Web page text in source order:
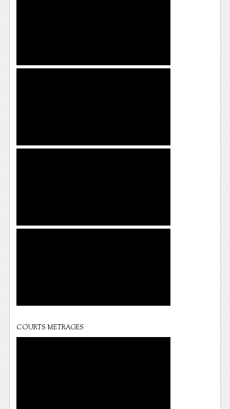
COURTS METRAGES